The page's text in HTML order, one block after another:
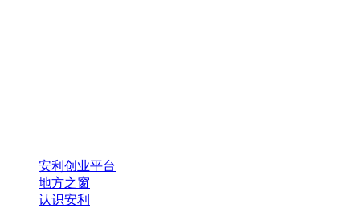
安利创业平台
地方之窗
认识安利